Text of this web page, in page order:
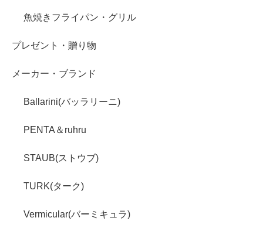
魚焼きフライパン・グリル
プレゼント・贈り物
メーカー・ブランド
Ballarini(バッラリーニ)
PENTA＆ruhru
STAUB(ストウブ)
TURK(ターク)
Vermicular(バーミキュラ)